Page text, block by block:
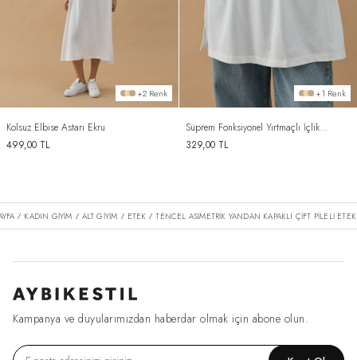
+2 Renk
Kolsuz Elbise Astarı Ekru
499,00 TL
+1 Renk
Süprem Fonksiyonel Yırtmaçlı İçlik
Etek Ekru
329,00TL
/ KADIN GİYİM / ALT GİYİM / ETEK / TENCEL ASIMETRIK YANDAN KAPAKLI ÇIFT PILELI
Kampanya ve duyularımızdan haberdar olmak için abone olun.